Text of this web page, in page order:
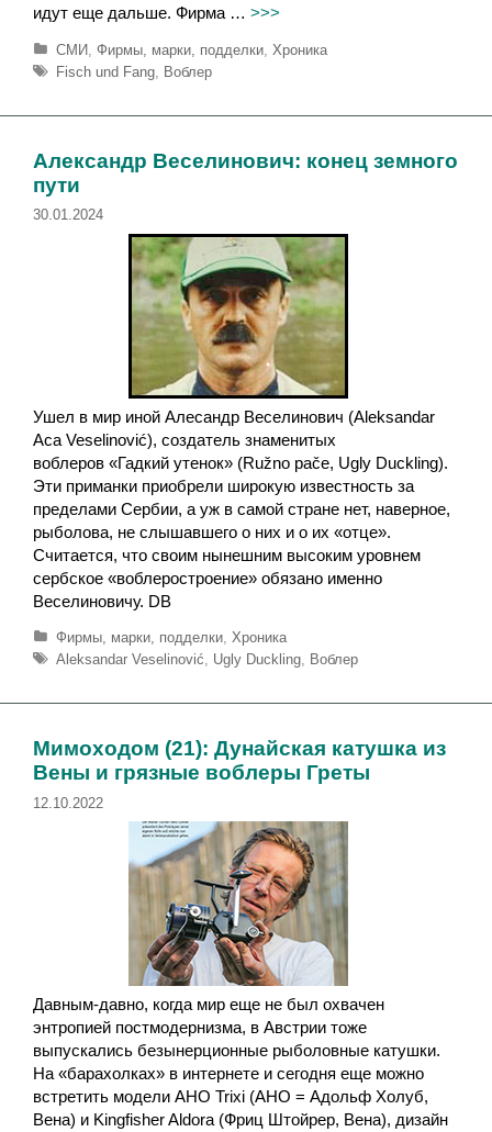
идут еще дальше. Фирма … >>>
Р
у
и
СМИ, Фирмы, марки, подделки, Хроника
М
т
и
Fisch und Fang, Воблер
Александр Веселинович: конец земного
пути
30.01.2024
Ушел в мир иной Алесандр Веселинович (Aleksandar
Aca Veselinović), создатель знаменитых
воблеров «Гадкий утенок» (Ružno pače, Ugly Duckling).
Эти приманки приобрели широкую известность за
пределами Сербии, а уж в самой стране нет, наверное,
рыболова, не слышавшего о них и о их «отце».
Считается, что своим нынешним высоким уровнем
сербское «воблеростроение» обязано именно
Веселиновичу. DB
Р
у
р
к
Фирмы, марки, подделки, Хроника
М
т
и
Aleksandar Veselinović, Ugly Duckling, Воблер
Мимоходом (21): Дунайская катушка из
Вены и грязные воблеры Греты
12.10.2022
Давным-давно, когда мир еще не был охвачен
энтропией постмодернизма, в Австрии тоже
выпускались безынерционные рыболовные катушки.
На «барахолках» в интернете и сегодня еще можно
встретить модели AHO Trixi (AHO = Адольф Холуб,
Вена) и Kingfisher Aldora (Фриц Штойрер, Вена), дизайн